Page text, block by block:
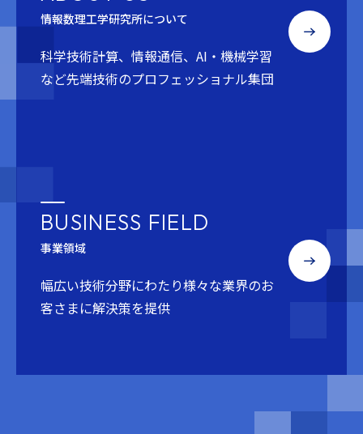
情報数理工学研究所について
科学技術計算、情報通信、AI・機械学習
など先端技術のプロフェッショナル集団
BUSINESS FIELD
事業領域
幅広い技術分野にわたり様々な業界のお
客さまに解決策を提供